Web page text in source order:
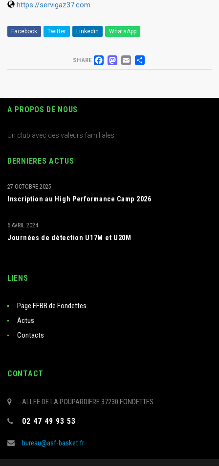
https://servigaz37.com
Facebook Twitter Linkedin WhatsApp
SHARE FACEBOOK
MASTODON
EMAIL
PARTAGER
A PROPOS DE NOUS
Un club avec des valeurs familiales
DERNIERES ACTUS
Inscription au High Performance Camp 2026
27 OCTOBRE 2025
Journées de détection U17M et U20M
6 AVRIL 2024
LIENS
Page FFBB de Fondettes
Actus
Contacts
CONTACT
ALLEE DE LA POUPARDIERE 37230 FONDETTES
02 47 49 93 53
bureau@asf-basket.fr